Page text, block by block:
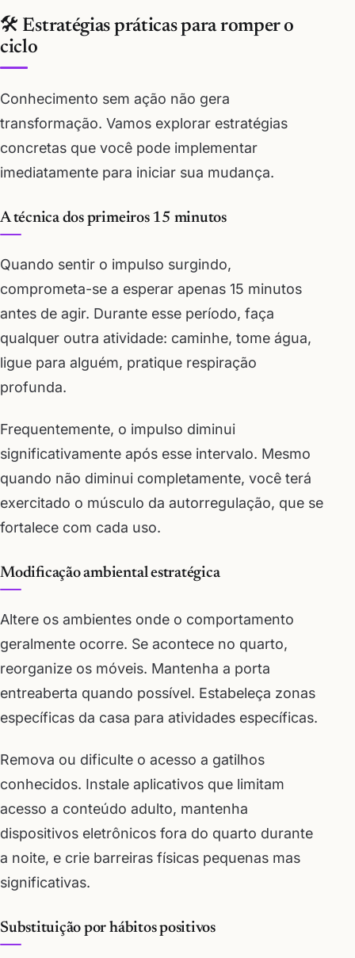
🛠️ Estratégias práticas para romper o
ciclo
Conhecimento sem ação não gera
transformação. Vamos explorar estratégias
concretas que você pode implementar
imediatamente para iniciar sua mudança.
A técnica dos primeiros 15 minutos
Quando sentir o impulso surgindo,
comprometa-se a esperar apenas 15 minutos
antes de agir. Durante esse período, faça
qualquer outra atividade: caminhe, tome água,
ligue para alguém, pratique respiração
profunda.
Frequentemente, o impulso diminui
significativamente após esse intervalo. Mesmo
quando não diminui completamente, você terá
exercitado o músculo da autorregulação, que se
fortalece com cada uso.
Modificação ambiental estratégica
Altere os ambientes onde o comportamento
geralmente ocorre. Se acontece no quarto,
reorganize os móveis. Mantenha a porta
entreaberta quando possível. Estabeleça zonas
específicas da casa para atividades específicas.
Remova ou dificulte o acesso a gatilhos
conhecidos. Instale aplicativos que limitam
acesso a conteúdo adulto, mantenha
dispositivos eletrônicos fora do quarto durante
a noite, e crie barreiras físicas pequenas mas
significativas.
Substituição por hábitos positivos